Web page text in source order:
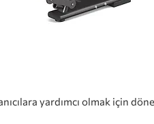
yardımcı olmak için